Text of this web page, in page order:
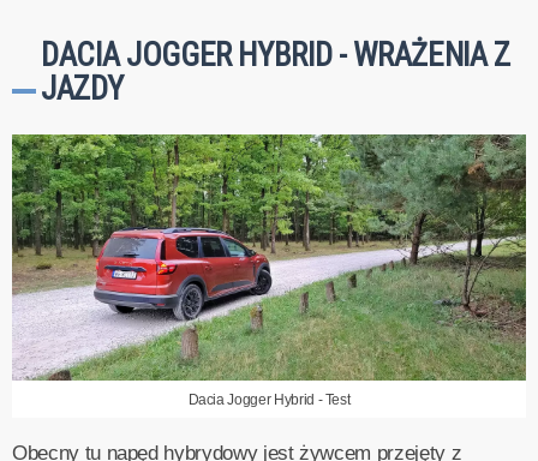
DACIA JOGGER HYBRID - WRAŻENIA Z
JAZDY
Dacia Jogger Hybrid - Test
Obecny tu napęd hybrydowy jest żywcem przejęty z